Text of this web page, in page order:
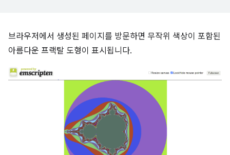
브라우저에서 생성된 페이지를 방문하면 무작위 색상이 포함된
아름다운 프랙탈 도형이 표시됩니다.